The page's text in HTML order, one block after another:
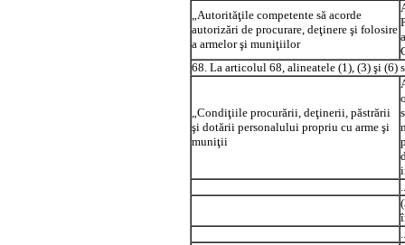
„Autorităţile competente să acorde
autorizări de procurare, deţinere şi folosire
a armelor şi muniţiilor
68. La articolul 68, alineatele (1), (3) şi (6)
„Condiţiile procurării, deţinerii, păstrării
şi dotării personalului propriu cu arme şi
muniţii